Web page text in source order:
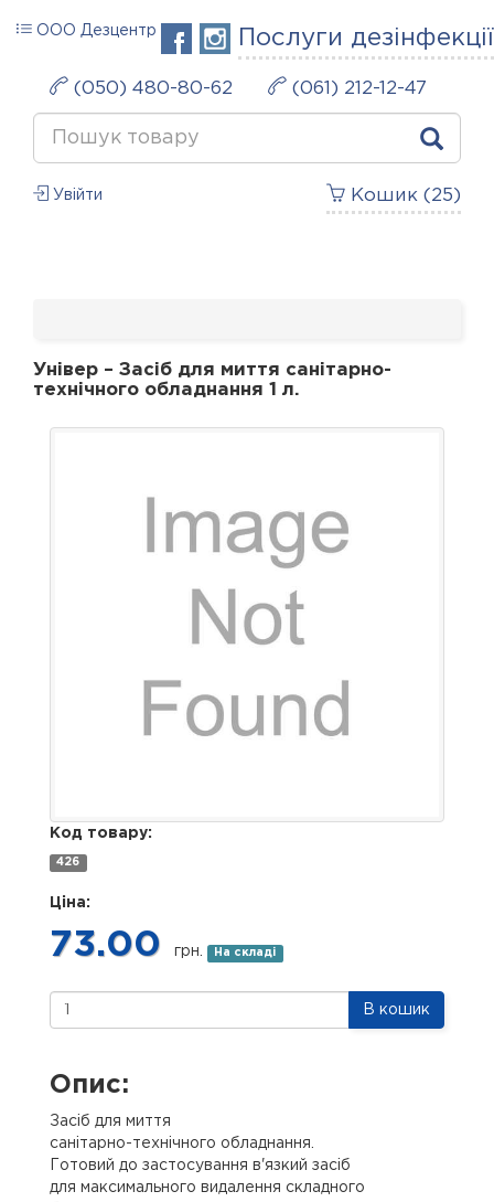
Послуги дезінфекції
ООО Дезцентр
(050) 480-80-62 (061) 212-12-47
Кошик ( 25 )
Увійти
Універ – Засіб для миття санітарно-
технічного обладнання 1 л.
Код товару:
426
Ціна:
73.00 грн. На складі
В кошик
Опис:
Засіб для миття
санітарно-технічного обладнання.
Готовий до застосування в'язкий засіб
для максимального видалення складного